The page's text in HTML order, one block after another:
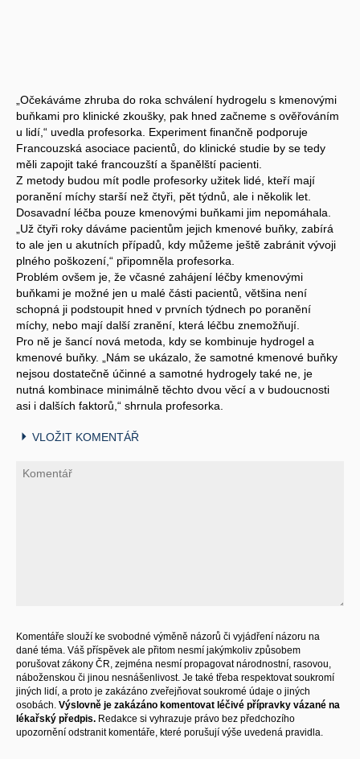
„Očekáváme zhruba do roka schválení hydrogelu s kmenovými
buňkami pro klinické zkoušky, pak hned začneme s ověřováním
u lidí,“ uvedla profesorka. Experiment finančně podporuje
Francouzská asociace pacientů, do klinické studie by se tedy
měli zapojit také francouzští a španělští pacienti.
Z metody budou mít podle profesorky užitek lidé, kteří mají
poranění míchy starší než čtyři, pět týdnů, ale i několik let.
Dosavadní léčba pouze kmenovými buňkami jim nepomáhala.
„Už čtyři roky dáváme pacientům jejich kmenové buňky, zabírá
to ale jen u akutních případů, kdy můžeme ještě zabránit vývoji
plného poškození,“ připomněla profesorka.
Problém ovšem je, že včasné zahájení léčby kmenovými
buňkami je možné jen u malé části pacientů, většina není
schopná ji podstoupit hned v prvních týdnech po poranění
míchy, nebo mají další zranění, která léčbu znemožňují.
Pro ně je šancí nová metoda, kdy se kombinuje hydrogel a
kmenové buňky. „Nám se ukázalo, že samotné kmenové buňky
nejsou dostatečně účinné a samotné hydrogely také ne, je
nutná kombinace minimálně těchto dvou věcí a v budoucnosti
asi i dalších faktorů,“ shrnula profesorka.
VLOŽIT KOMENTÁŘ
Komentáře slouží ke svobodné výměně názorů či vyjádření názoru na
dané téma. Váš příspěvek ale přitom nesmí jakýmkoliv způsobem
porušovat zákony ČR, zejména nesmí propagovat národnostní, rasovou,
náboženskou či jinou nesnášenlivost. Je také třeba respektovat soukromí
jiných lidí, a proto je zakázáno zveřejňovat soukromé údaje o jiných
osobách. Výslovně je zakázáno komentovat léčivé přípravky vázané na
lékařský předpis. Redakce si vyhrazuje právo bez předchozího
upozornění odstranit komentáře, které porušují výše uvedená pravidla.